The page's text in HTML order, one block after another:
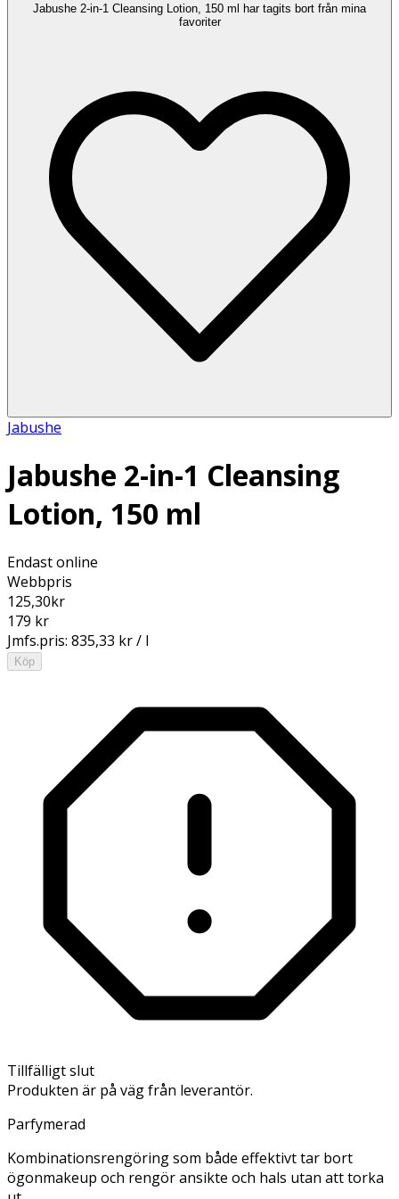
Jabushe 2-in-1 Cleansing Lotion, 150 ml har tagits bort från mina
favoriter
Jabushe
Jabushe 2-in-1 Cleansing
Lotion, 150 ml
Endast online
Webbpris
125,30kr
179 kr
Jmfs.pris: 835,33 kr / l
Köp
Tillfälligt slut
Produkten är på väg från leverantör.
Parfymerad
Kombinationsrengöring som både effektivt tar bort
ögonmakeup och rengör ansikte och hals utan att torka